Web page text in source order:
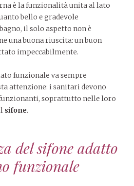
è la funzionalità unita al lato
bello e gradevole
il solo aspetto non è
una buona riuscita: un buon
impeccabilmente.
funzionale va sempre
attenzione: i sanitari devono
soprattutto nelle loro
sifone.
del sifone adatto
funzionale